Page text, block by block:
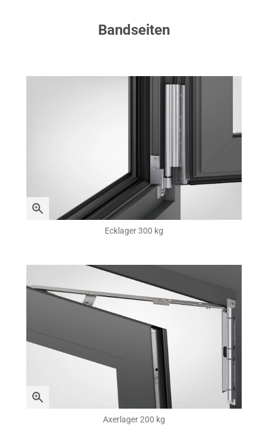
Bandseiten
Ecklager 300 kg
Axerlager 200 kg